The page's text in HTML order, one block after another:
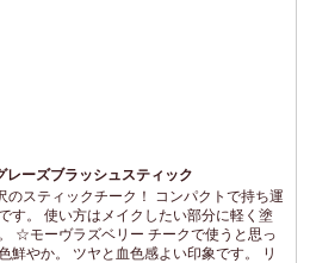
ーズブラッシュスティック
のスティックチーク！ コンパクトで持ち運
す。 使い方はメイクしたい部分に軽く塗
☆モーヴラズベリー チークで使うと思っ
鮮やか。 ツヤと血色感よい印象です。 リ